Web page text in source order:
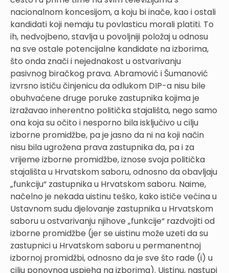
nacionalnom koncesijom, a koju bi inače, kao i ostali
kandidati koji nemaju tu povlasticu morali platiti. To
ih, nedvojbeno, stavlja u povoljniji položaj u odnosu
na sve ostale potencijalne kandidate na izborima,
što onda znači i nejednakost u ostvarivanju
pasivnog biračkog prava. Abramović i Šumanović
izvrsno ističu činjenicu da odlukom DIP-a nisu bile
obuhvaćene druge poruke zastupnika kojima je
izražavao inherentno politička stajališta, nego samo
ona koja su očito i nesporno bila isključivo u cilju
izborne promidžbe, pa je jasno da ni na koji način
nisu bila ugrožena prava zastupnika da, pa i za
vrijeme izborne promidžbe, iznose svoja politička
stajališta u Hrvatskom saboru, odnosno da obavljaju
„funkciju“ zastupnika u Hrvatskom saboru. Naime,
načelno je nekada uistinu teško, kako ističe većina u
Ustavnom sudu djelovanje zastupnika u Hrvatskom
saboru u ostvarivanju njihove „funkcije“ razdvojiti od
izborne promidžbe (jer se uistinu može uzeti da su
zastupnici u Hrvatskom saboru u permanentnoj
izbornoj promidžbi, odnosno da je sve što rade (i) u
cilju ponovnog uspjeha na izborima). Uistinu, nastupi